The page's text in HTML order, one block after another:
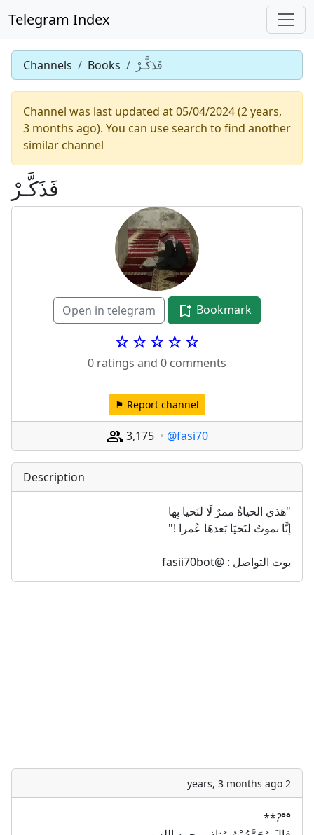
Telegram Index
Channels Books فَذَكَّـرْ
Channel was last updated at 05/04/2024 (2 years,
3 months ago). You can use search to find another
similar channel
فَذَكَّـرْ
Open in telegram Bookmark
☆☆☆☆☆
0 ratings and 0 comments
⚑ Report channel
3,175 @fasi70
Description
"هَذي الحياةُ ممرٌ لَا لنَحيا بِها
إنَّا نموتُ لنَحيَا بَعدهَا عُمرا !"
بوت التواصل : @fasii70bot
2 years, 3 months ago
​​°°
?
**